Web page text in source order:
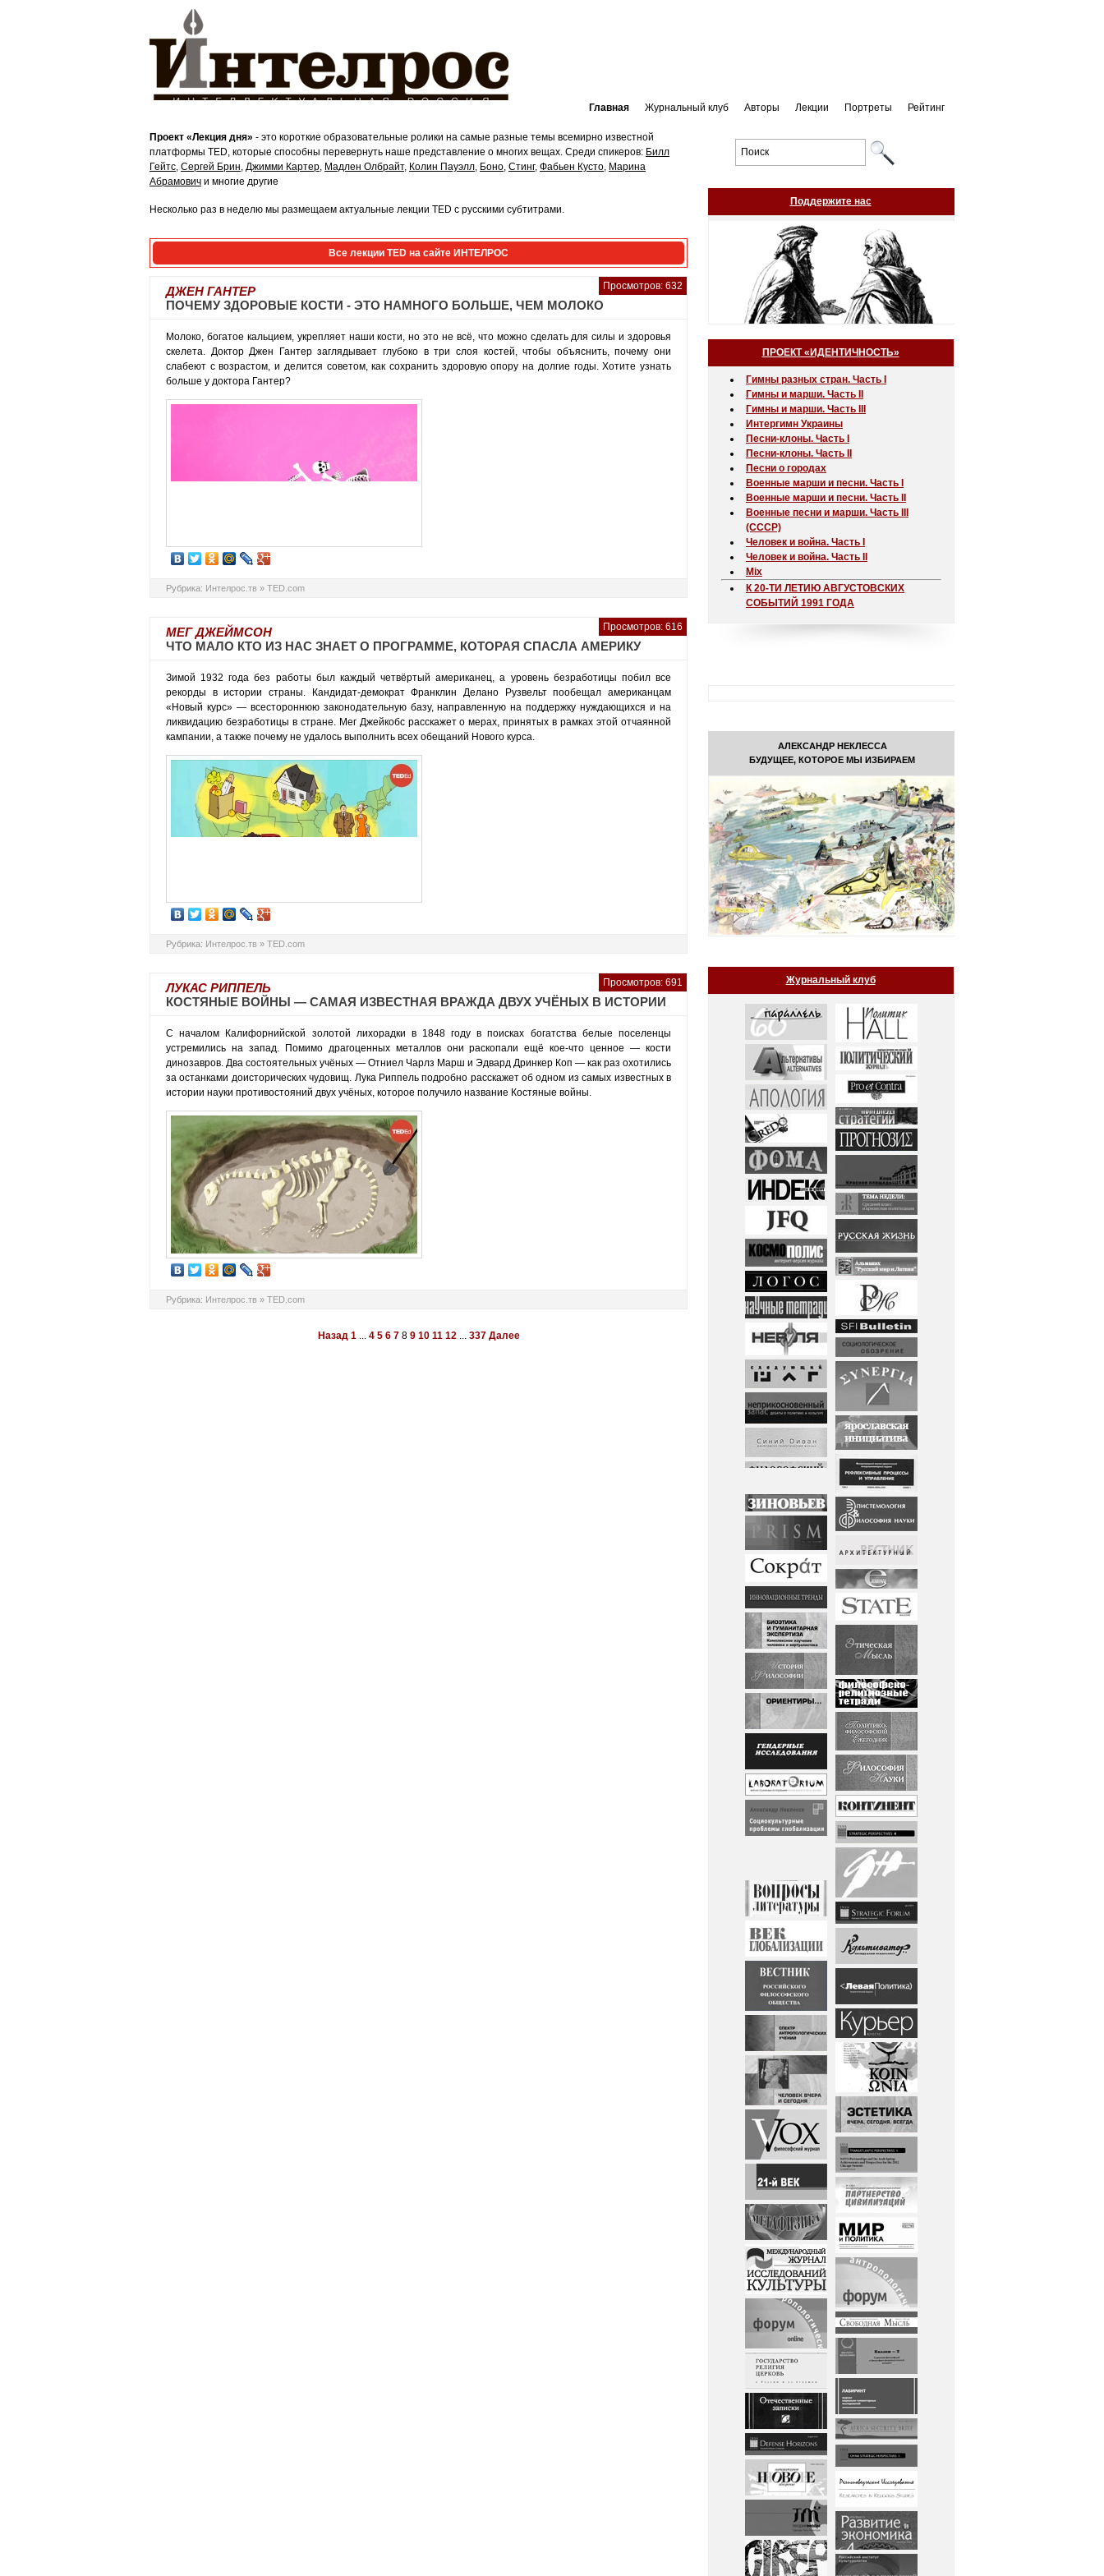
Главная Журнальный клуб Авторы Лекции Портреты Рейтинг
Проект «Лекция дня» - это короткие образовательные ролики на самые разные темы всемирно известной
платформы TED, которые способны перевернуть наше представление о многих вещах. Среди спикеров: Билл
Гейтс, Сергей Брин, Джимми Картер, Мадлен Олбрайт, Колин Пауэлл, Боно, Стинг, Фабьен Кусто, Марина
Абрамович и многие другие
Несколько раз в неделю мы размещаем актуальные лекции TED с русскими субтитрами.
Все лекции TED на сайте ИНТЕЛРОС
ДЖЕН ГАНТЕР
ПОЧЕМУ ЗДОРОВЫЕ КОСТИ - ЭТО НАМНОГО БОЛЬШЕ, ЧЕМ МОЛОКО
Просмотров: 632
Молоко, богатое кальцием, укрепляет наши кости, но это не всё, что можно сделать для силы и здоровья
скелета. Доктор Джен Гантер заглядывает глубоко в три слоя костей, чтобы объяснить, почему они
слабеют с возрастом, и делится советом, как сохранить здоровую опору на долгие годы. Хотите узнать
больше у доктора Гантер?
Рубрика: Интелрос.тв » TED.com
МЕГ ДЖЕЙМСОН
ЧТО МАЛО КТО ИЗ НАС ЗНАЕТ О ПРОГРАММЕ, КОТОРАЯ СПАСЛА АМЕРИКУ
Просмотров: 616
Зимой 1932 года без работы был каждый четвёртый американец, а уровень безработицы побил все
рекорды в истории страны. Кандидат-демократ Франклин Делано Рузвельт пообещал американцам
«Новый курс» — всестороннюю законодательную базу, направленную на поддержку нуждающихся и на
ликвидацию безработицы в стране. Мег Джейкобс расскажет о мерах, принятых в рамках этой отчаянной
кампании, а также почему не удалось выполнить всех обещаний Нового курса.
Рубрика: Интелрос.тв » TED.com
ЛУКАС РИППЕЛЬ
КОСТЯНЫЕ ВОЙНЫ — САМАЯ ИЗВЕСТНАЯ ВРАЖДА ДВУХ УЧЁНЫХ В ИСТОРИИ
Просмотров: 691
С началом Калифорнийской золотой лихорадки в 1848 году в поисках богатства белые поселенцы
устремились на запад. Помимо драгоценных металлов они раскопали ещё кое-что ценное — кости
динозавров. Два состоятельных учёных — Отниел Чарлз Марш и Эдвард Дринкер Коп — как раз охотились
за останками доисторических чудовищ. Лука Риппель подробно расскажет об одном из самых известных в
истории науки противостояний двух учёных, которое получило название Костяные войны.
Рубрика: Интелрос.тв » TED.com
Назад 1 ... 4 5 6 7 8 9 10 11 12 ... 337 Далее
Поддержите нас
ПРОЕКТ «ИДЕНТИЧНОСТЬ»
Гимны разных стран. Часть I
Гимны и марши. Часть II
Гимны и марши. Часть III
Интергимн Украины
Песни-клоны. Часть I
Песни-клоны. Часть II
Песни о городах
Военные марши и песни. Часть I
Военные марши и песни. Часть II
Военные песни и марши. Часть III
(СССР)
Человек и война. Часть I
Человек и война. Часть II
Mix
К 20-ТИ ЛЕТИЮ АВГУСТОВСКИХ
СОБЫТИЙ 1991 ГОДА
АЛЕКСАНДР НЕКЛЕССА
БУДУЩЕЕ, КОТОРОЕ МЫ ИЗБИРАЕМ
Журнальный клуб